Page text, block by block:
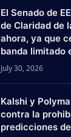
El Senado de
de Claridad de
ahora, ya que
banda limitado
July 30, 2026
Kalshi y
contra la
predicciones